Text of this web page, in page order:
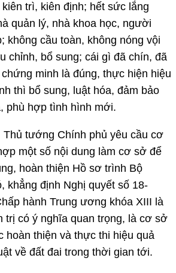
trì, kiên định; hết sức lắng
quản lý, nhà khoa học, người
không cầu toàn, không nóng vội
chỉnh, bổ sung; cái gì đã chín, đã
minh là đúng, thực hiện hiệu
thì bổ sung, luật hóa, đảm bảo
phù hợp tình hình mới.
Thủ tướng Chính phủ yêu cầu cơ
một số nội dung làm cơ sở để
hoàn thiện Hồ sơ trình Bộ
khẳng định Nghị quyết số 18-
hành Trung ương khóa XIII là
trị có ý nghĩa quan trọng, là cơ sở
hoàn thiện và thực thi hiệu quả
về đất đai trong thời gian tới.